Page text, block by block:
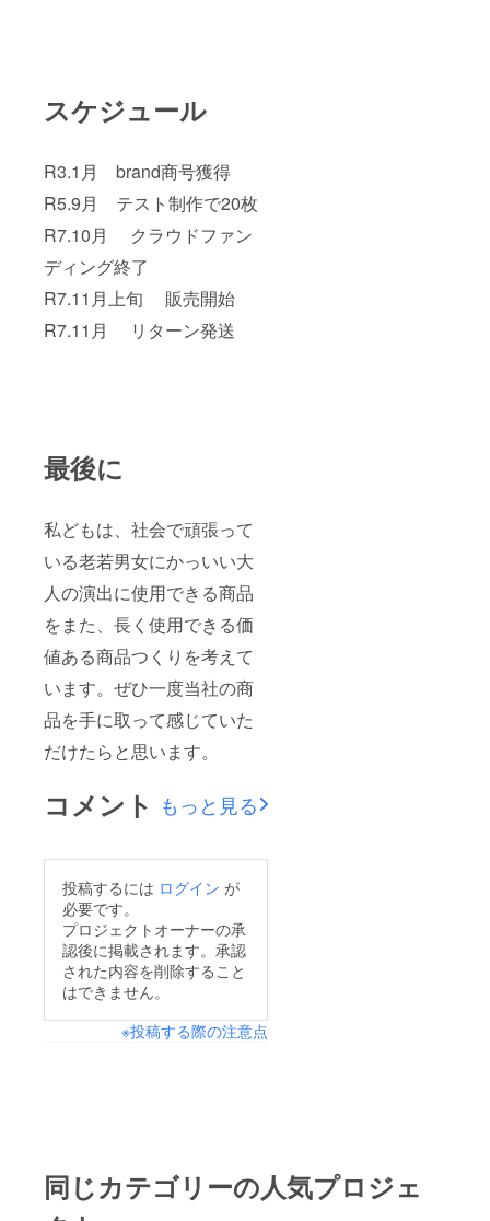
スケジュール
R3.1月 brand商号獲得
R5.9月 テスト制作で20枚
R7.10月 クラウドファン
ディング終了
R7.11月上旬 販売開始
R7.11月 リターン発送
最後に
私どもは、社会で頑張って
いる老若男女にかっいい大
人の演出に使用できる商品
をまた、長く使用できる価
値ある商品つくりを考えて
います。ぜひ一度当社の商
品を手に取って感じていた
だけたらと思います。
コメント もっと見る
投稿するには ログイン が
必要です。
プロジェクトオーナーの承
認後に掲載されます。承認
された内容を削除すること
はできません。
※投稿する際の注意点
同じカテゴリーの人気プロジェ